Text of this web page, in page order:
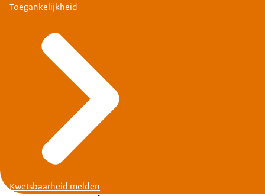
Toegankelijkheid
Kwetsbaarheid melden